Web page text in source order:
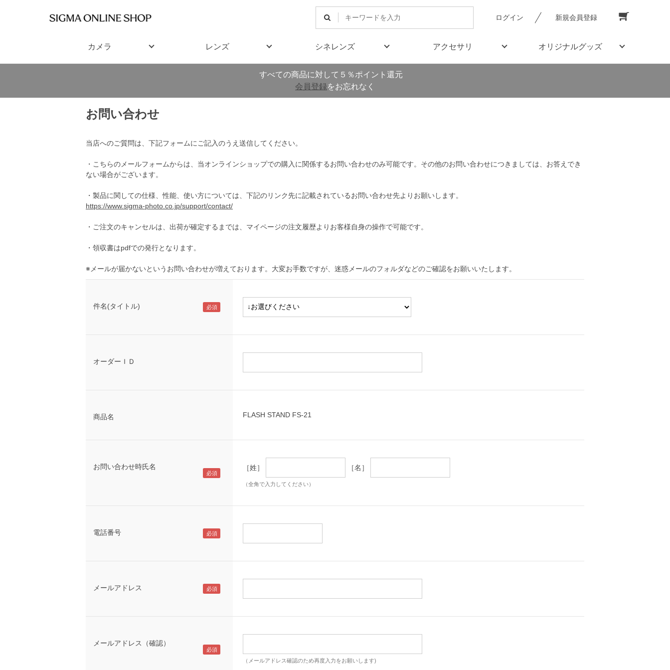
ログイン 新規会員登録
カメラ レンズ シネレンズ アクセサリ オリジナルグッズ
すべての商品に対して５％ポイント還元
会員登録をお忘れなく
お問い合わせ
当店へのご質問は、下記フォームにご記入のうえ送信してください。
・こちらのメールフォームからは、当オンラインショップでの購入に関係するお問い合わせのみ可能です。その他のお問い合わせにつきましては、お答えでき
ない場合がございます。
・製品に関しての仕様、性能、使い方については、下記のリンク先に記載されているお問い合わせ先よりお願いします。
https://www.sigma-photo.co.jp/support/contact/
・ご注文のキャンセルは、出荷が確定するまでは、マイページの注文履歴よりお客様自身の操作で可能です。
・領収書はpdfでの発行となります。
※メールが届かないというお問い合わせが増えております。大変お手数ですが、迷惑メールのフォルダなどのご確認をお願いいたします。
件名(タイトル)
オーダーＩＤ
商品名 FLASH STAND FS-21
お問い合わせ時氏名 ［姓］ ［名］
（全角で入力してください）
電話番号
メールアドレス
メールアドレス（確認）
（メールアドレス確認のため再度入力をお願いします)